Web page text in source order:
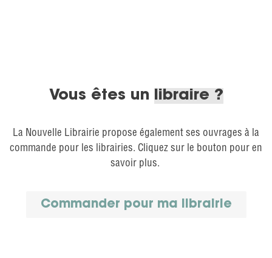
Vous êtes un libraire ?
La Nouvelle Librairie propose également ses ouvrages à la
commande pour les librairies. Cliquez sur le bouton pour en
savoir plus.
Commander pour ma librairie